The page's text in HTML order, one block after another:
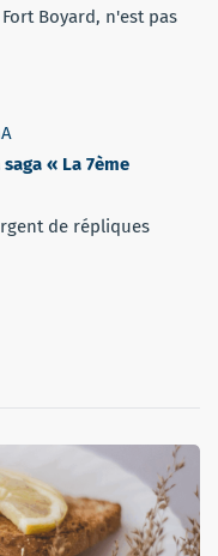
Boyard, n'est pas
« La 7ème
de répliques